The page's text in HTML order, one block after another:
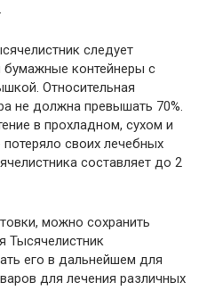
следует
бумажные контейнеры с
Относительная
не должна превышать 70%.
в прохладном, сухом и
своих лечебных
составляет до 2
можно сохранить
Тысячелистник
его в дальнейшем для
для лечения различных